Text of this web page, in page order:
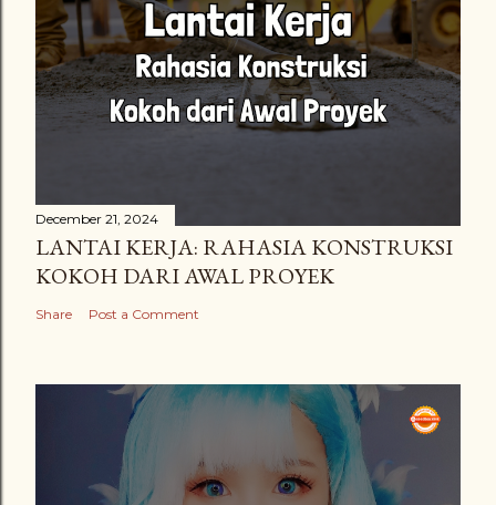
December 21, 2024
LANTAI KERJA: RAHASIA KONSTRUKSI
KOKOH DARI AWAL PROYEK
Share Post a Comment